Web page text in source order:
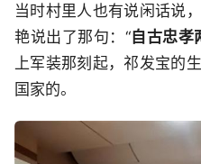
当时村里人也有说闲话说
艳说出了那句：“自古忠孝
上军装那刻起，祁发宝的
国家的。